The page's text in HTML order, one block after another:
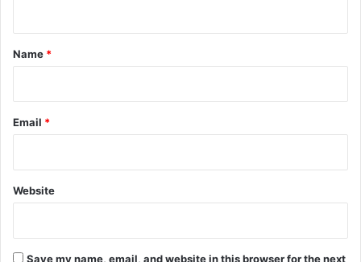
*
Name *
Email *
Website
Save my name, email, and website in this browser for the next